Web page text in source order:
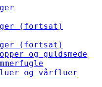
(fortsat)
(fortsat)
og guldsmede
og vårfluer